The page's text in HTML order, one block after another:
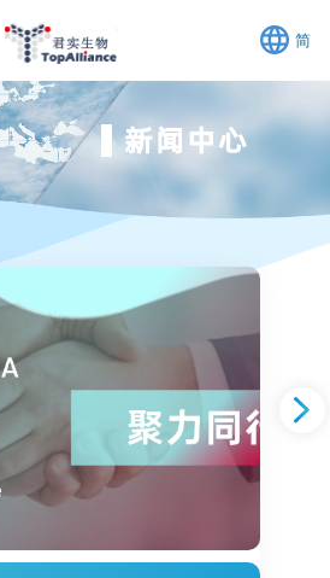
简
新闻中心